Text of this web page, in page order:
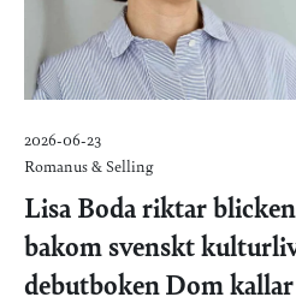
2026-06-23
Romanus & Selling
Lisa Boda riktar
bakom svenskt
debutboken Dom